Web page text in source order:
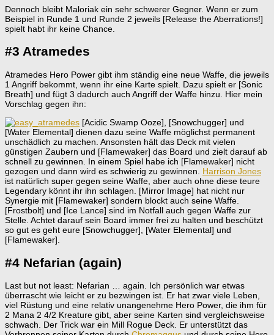
Dennoch bleibt Maloriak ein sehr schwerer Gegner. Wenn er zum
Beispiel in Runde 1 und Runde 2 jeweils [Release the Aberrations!]
spielt habt ihr keine Chance.
#3 Atramedes
Atramedes Hero Power gibt ihm ständig eine neue Waffe, die jeweils
1 Angriff bekommt, wenn ihr eine Karte spielt. Dazu spielt er [Sonic
Breath] und fügt 3 dadurch auch Angriff der Waffe hinzu. Hier mein
Vorschlag gegen ihn:
[Acidic Swamp Ooze], [Snowchugger] und
[Water Elemental] dienen dazu seine Waffe möglichst permanent
unschädlich zu machen. Ansonsten hält das Deck mit vielen
günstigen Zaubern und [Flamewaker] das Board und zielt darauf ab
schnell zu gewinnen. In einem Spiel habe ich [Flamewaker] nicht
gezogen und dann wird es schwierig zu gewinnen. Harrison Jones
ist natürlich super gegen seine Waffe, aber auch ohne diese teure
Legendary könnt ihr ihn schlagen. [Mirror Image] hat nicht nur
Synergie mit [Flamewaker] sondern blockt auch seine Waffe.
[Frostbolt] und [Ice Lance] sind im Notfall auch gegen Waffe zur
Stelle. Achtet darauf sein Board immer frei zu halten und beschützt
so gut es geht eure [Snowchugger], [Water Elemental] und
[Flamewaker].
#4 Nefarian (again)
Last but not least: Nefarian … again. Ich persönlich war etwas
überrascht wie leicht er zu bezwingen ist. Er hat zwar viele Leben,
viel Rüstung und eine relativ unangenehme Hero Power, die ihm für
2 Mana 2 4/2 Kreature gibt, aber seine Karten sind vergleichsweise
schwach. Der Trick war ein Mill Rogue Deck. Er unterstützt das